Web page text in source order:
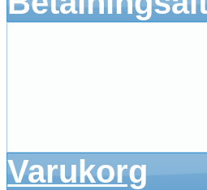
Varukorg